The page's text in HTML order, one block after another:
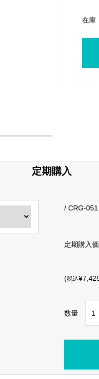
在庫
定期購入
/ CRG-051
定期購入
(税込
数量